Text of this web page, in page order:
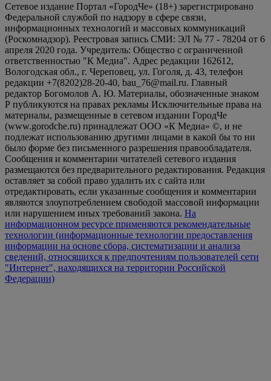
Сетевое издание Портал «ГородЧе» (18+) зарегистрировано
Федеральной службой по надзору в сфере связи,
информационных технологий и массовых коммуникаций
(Роскомнадзор). Реестровая запись СМИ: ЭЛ № 77 - 78204 от 6
апреля 2020 года. Учредитель: Общество с ограниченной
ответственностью "К Медиа". Адрес редакции 162612,
Вологодская обл., г. Череповец, ул. Гоголя, д. 43, телефон
редакции +7(8202)28-20-40, bau_76@mail.ru. Главный
редактор Богомолов А. Ю. Материалы, обозначенные знаком
Р публикуются на правах рекламы Исключительные права на
материалы, размещенные в сетевом издании ГородЧе
(www.gorodche.ru) принадлежат ООО «К Медиа» ©, и не
подлежат использованию другими лицами в какой бы то ни
было форме без письменного разрешения правообладателя.
Сообщения и комментарии читателей сетевого издания
размещаются без предварительного редактирования. Редакция
оставляет за собой право удалить их с сайта или
отредактировать, если указанные сообщения и комментарии
являются злоупотреблением свободой массовой информации
или нарушением иных требований закона. На
информационном ресурсе применяются рекомендательные
технологии (информационные технологии предоставления
информации на основе сбора, систематизации и анализа
сведений, относящихся к предпочтениям пользователей сети
"Интернет", находящихся на территории Российской
Федерации)